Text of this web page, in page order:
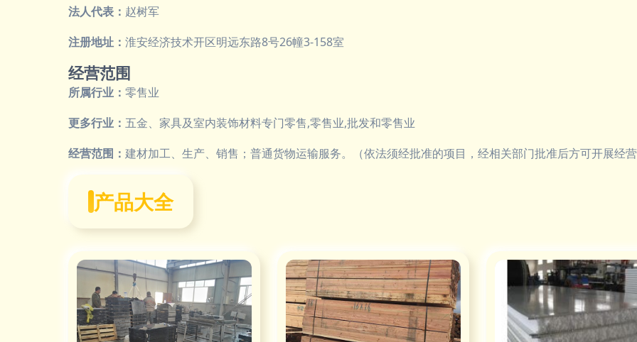
法人代表： 赵树军
注册地址： 淮安经济技术开区明远东路8号26幢3-158室
经营范围
所属行业： 零售业
更多行业： 五金、家具及室内装饰材料专门零售,零售业,批发和零售业
经营范围： 建材加工、生产、销售；普通货物运输服务。（依法须经批准的项目，经相关部门批准后方可开展经
产品大全